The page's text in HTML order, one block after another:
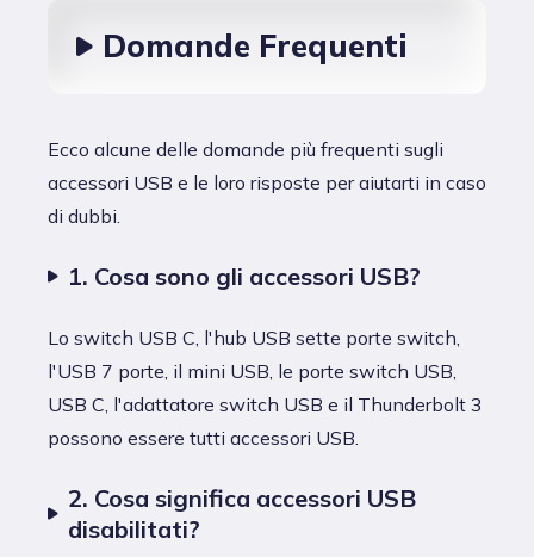
Domande Frequenti
Ecco alcune delle domande più frequenti sugli
accessori USB e le loro risposte per aiutarti in caso
di dubbi.
1. Cosa sono gli accessori USB?
Lo switch USB C, l'hub USB sette porte switch,
l'USB 7 porte, il mini USB, le porte switch USB,
USB C, l'adattatore switch USB e il Thunderbolt 3
possono essere tutti accessori USB.
2. Cosa significa accessori USB
disabilitati?